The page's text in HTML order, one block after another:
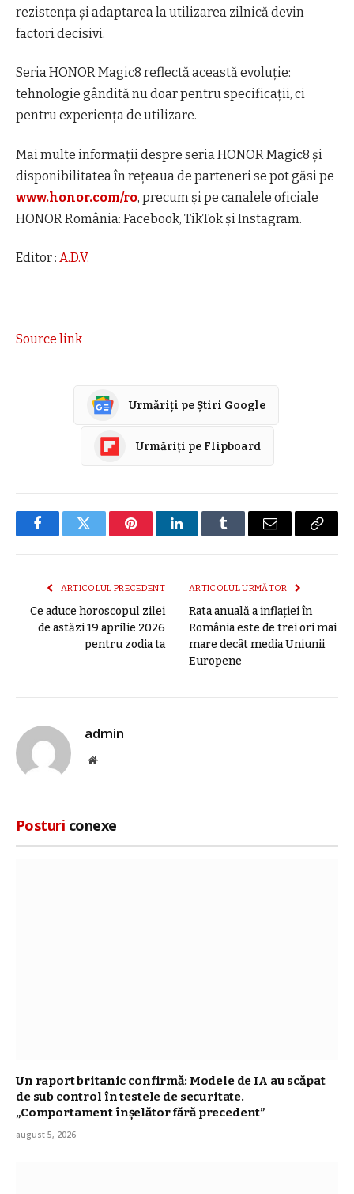
rezistența și adaptarea la utilizarea zilnică devin
factori decisivi.
Seria HONOR Magic8 reflectă această evoluție:
tehnologie gândită nu doar pentru specificații, ci
pentru experiența de utilizare.
Mai multe informații despre seria HONOR Magic8 și
disponibilitatea în rețeaua de parteneri se pot găsi pe
www.honor.com/ro, precum și pe canalele oficiale
HONOR România: Facebook, TikTok și Instagram.
Editor : A.D.V.
Source link
Urmăriți pe Știri Google
Urmăriți pe Flipboard
FacebookTwitter PinterestLinkedInTumblr E-
ARTICOLUL PRECEDENT
Ce aduce horoscopul zilei
de astăzi 19 aprilie 2026
pentru zodia ta
ARTICOLUL URMĂTOR
Rata anuală a inflaţiei în
România este de trei ori mai
mare decât media Uniunii
Europene
admin
Site
Posturi conexe
Un raport britanic confirmă: Modele de IA au scăpat
de sub control în testele de securitate.
„Comportament înşelător fără precedent”
august 5, 2026